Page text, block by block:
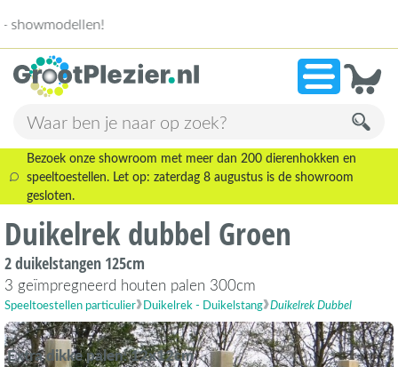
»13.945 beoordelingen!
Bezoek onze showroom met meer dan 200 dierenhokken en
speeltoestellen. Let op: zaterdag 8 augustus is de showroom
gesloten.
Duikelrek dubbel Groen
2 duikelstangen 125cm
3 geïmpregneerd houten palen 300cm
Speeltoestellen particulier Duikelrek - Duikelstang Duikelrek Dubbel
Extra dikke palen: 12x12cm